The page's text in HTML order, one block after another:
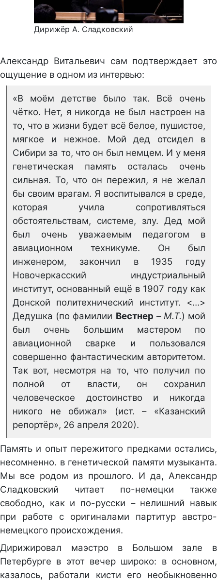
Дирижёр А. Сладковский
Александр Витальевич сам подтверждает это
ощущение в одном из интервью:
«В моём детстве было так. Всё очень
чётко. Нет, я никогда не был настроен на
то, что в жизни будет всё белое, пушистое,
мягкое и нежное. Мой дед отсидел в
Сибири за то, что он был немцем. И у меня
генетическая память осталась очень
сильная. То, что он пережил, я не желал
бы своим врагам. Я воспитывался в среде,
которая учила сопротивляться
обстоятельствам, системе, злу. Дед мой
был очень уважаемым педагогом в
авиационном техникуме. Он был
инженером, закончил в 1935 году
Новочеркасский индустриальный
институт, основанный ещё в 1907 году как
Донской политехнический институт. <…>
Дедушка (по фамилии Вестнер – М.Т.) мой
был очень большим мастером по
авиационной сварке и пользовался
совершенно фантастическим авторитетом.
Так вот, несмотря на то, что получил по
полной от власти, он сохранил
человеческое достоинство и никогда
никого не обижал» (ист. – «Казанский
репортёр», 26 апреля 2020).
Память и опыт пережитого предками остались,
несомненно. в генетической памяти музыканта.
Мы все родом из прошлого. И да, Александр
Сладковский читает по-немецки также
свободно, как и по-русски – нелишний навык
при работе с оригиналами партитур австро-
немецкого происхождения.
Дирижировал маэстро в Большом зале в
Петербурге в этот вечер широко: в основном,
казалось, работали кисти его необыкновенно